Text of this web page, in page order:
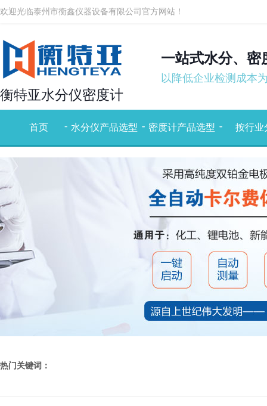
欢迎光临泰州市衡鑫仪器设备有限公司官方网站！
衡特亚水分仪密度计
一站式水分、密
以降低企业检测成本
首页 - 水分仪产品选型 -
- 密度计产品选型 -
- 按行业
热门关键词：